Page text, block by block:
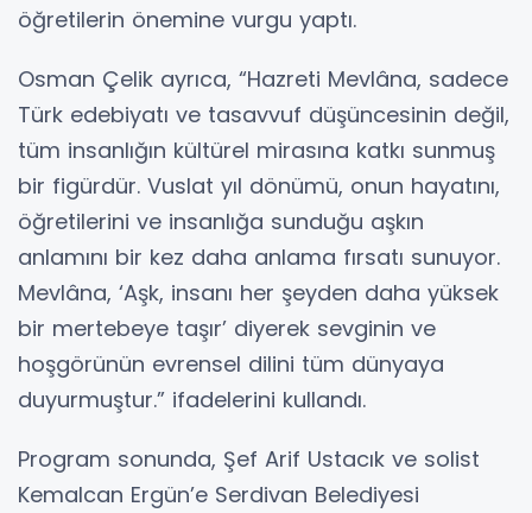
öğretilerin önemine vurgu yaptı.
Osman Çelik ayrıca, “Hazreti Mevlâna, sadece
Türk edebiyatı ve tasavvuf düşüncesinin değil,
tüm insanlığın kültürel mirasına katkı sunmuş
bir figürdür. Vuslat yıl dönümü, onun hayatını,
öğretilerini ve insanlığa sunduğu aşkın
anlamını bir kez daha anlama fırsatı sunuyor.
Mevlâna, ‘Aşk, insanı her şeyden daha yüksek
bir mertebeye taşır’ diyerek sevginin ve
hoşgörünün evrensel dilini tüm dünyaya
duyurmuştur.” ifadelerini kullandı.
Program sonunda, Şef Arif Ustacık ve solist
Kemalcan Ergün’e Serdivan Belediyesi